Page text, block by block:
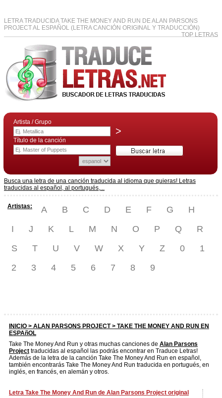
LETRA TRADUCIDA TAKE THE MONEY AND RUN DE ALAN PARSONS
PROJECT AL ESPAÑOL (LETRA CANCIÓN ORIGINAL Y TRADUCCIÓN)
TOP LETRAS
Artista / Grupo
>
Título de la canción
Busca una letra de una canción traducida al idioma que quieras! Letras
traducidas al español, al portugués,...
Artistas: A B C D E F G
H
I
J K L M N O P Q
R
S
T U V W X Y Z 0
1
2
3 4 5 6 7 8 9
INICIO > ALAN PARSONS PROJECT> TAKE THE MONEY AND RUN EN
ESPAñOL
Take The Money And Run y otras muchas canciones de Alan Parsons
Project traducidas al español las podrás encontrar en Traduce Letras!
Además de la letra de la canción Take The Money And Run en español,
también encontrarás Take The Money And Run traducida en portugués, en
inglés, en francés, en alemán y otros.
Letra Take The Money And Run de Alan Parsons Project original